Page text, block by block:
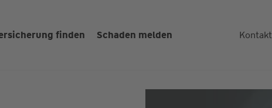
finden Schaden melden Kontakt